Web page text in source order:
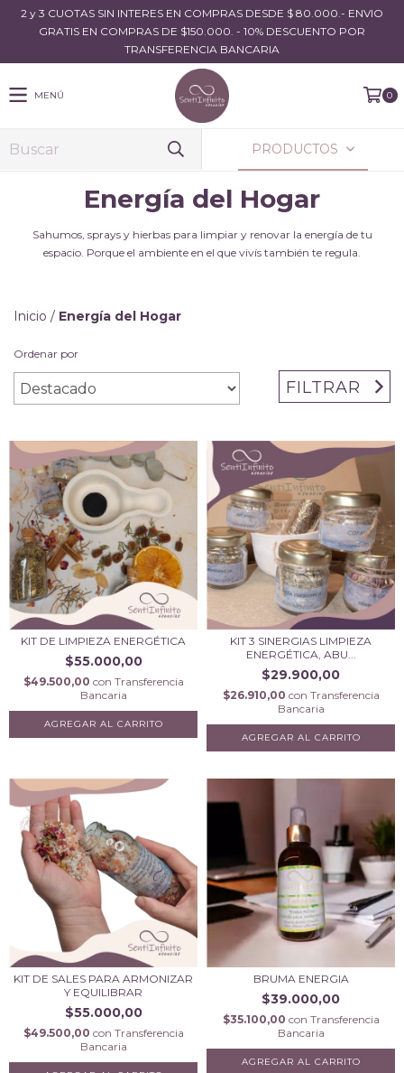
2 y 3 CUOTAS SIN INTERES EN COMPRAS DESDE $ 80.000.- ENVIO
GRATIS EN COMPRAS DE $150.000. - 10% DESCUENTO POR
TRANSFERENCIA BANCARIA
MENÚ 0
PRODUCTOS
Energía del Hogar
Sahumos, sprays y hierbas para limpiar y renovar la energía de tu
espacio. Porque el ambiente en el que vivís también te regula.
Inicio / Energía del Hogar
Ordenar por
FILTRAR
KIT DE LIMPIEZA ENERGÉTICA
$55.000,00
$49.500,00 con Transferencia
Bancaria
KIT 3 SINERGIAS LIMPIEZA
ENERGÉTICA, ABU...
$29.900,00
$26.910,00 con Transferencia
Bancaria
KIT DE SALES PARA ARMONIZAR
Y EQUILIBRAR
$55.000,00
$49.500,00 con Transferencia
Bancaria
BRUMA ENERGIA
$39.000,00
$35.100,00 con Transferencia
Bancaria